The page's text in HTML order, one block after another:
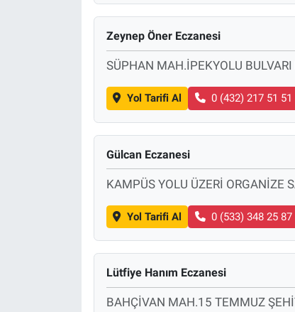
Zeynep Öner Eczanesi
SÜPHAN MAH.İPEKYOLU
Yol Tarifi Al 0 (432) 217 51 51
Gülcan Eczanesi
KAMPÜS YOLU ÜZERİ ORGANİZE
Yol Tarifi Al 0 (533) 348 25 87
Lütfiye Hanım Eczanesi
BAHÇİVAN MAH.15 TEMMUZ